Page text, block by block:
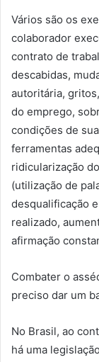
Vários são os
colaborador
contrato de
descabidas,
autoritária,
do emprego,
condições de
ferramentas
ridicularização
(utilização de
desqualificação
realizado,
afirmação
Combater o
preciso dar um
No Brasil, ao
há uma